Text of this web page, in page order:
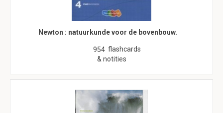
Newton : natuurkunde voor de bovenbouw.
954 flashcards
& notities